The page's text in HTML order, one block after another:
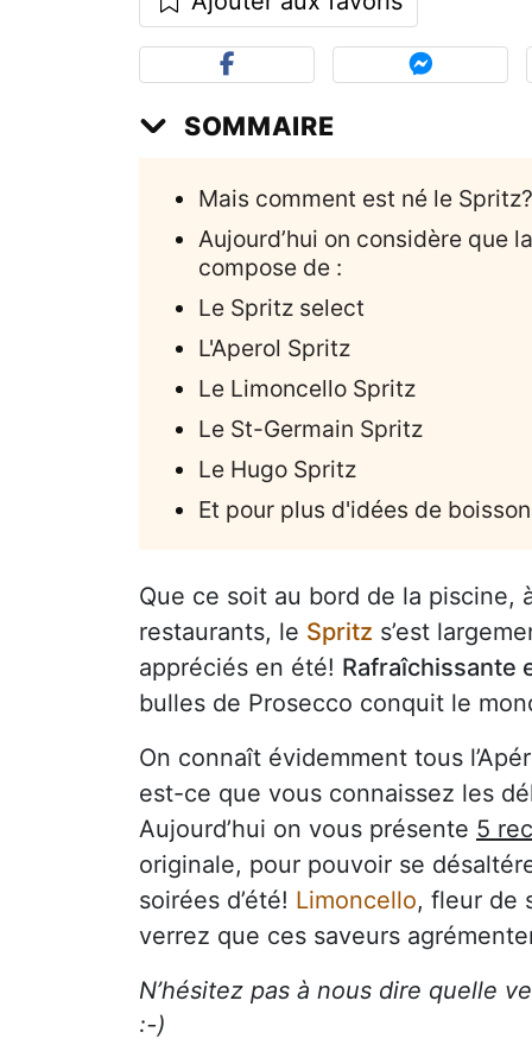
SOMMAIRE
Mais comment est né le Spritz?
Aujourd’hui on considère que
compose de :
Le Spritz select
L'Aperol Spritz
Le Limoncello Spritz
Le St-Germain Spritz
Le Hugo Spritz
Et pour plus d'idées de
Que ce soit au bord de la piscine,
restaurants, le Spritz s’est
appréciés en été! Rafraîchissante
bulles de Prosecco conquit le
On connaît évidemment tous
est-ce que vous connaissez les
Aujourd’hui on vous présente 5
originale, pour pouvoir se
soirées d’été! Limoncello, fleur de
verrez que ces saveurs
N’hésitez pas à nous dire quelle
:-)